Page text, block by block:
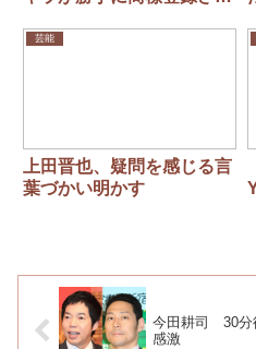
芸能
上田晋也、疑問を感じる言
葉づかい明かす
今田耕司 30分
感激